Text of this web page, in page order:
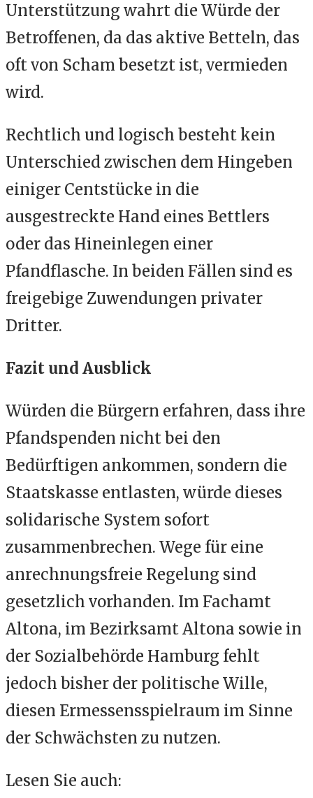
Unterstützung wahrt die Würde der
Betroffenen, da das aktive Betteln, das
oft von Scham besetzt ist, vermieden
wird.
Rechtlich und logisch besteht kein
Unterschied zwischen dem Hingeben
einiger Centstücke in die
ausgestreckte Hand eines Bettlers
oder das Hineinlegen einer
Pfandflasche. In beiden Fällen sind es
freigebige Zuwendungen privater
Dritter.
Fazit und Ausblick
Würden die Bürgern erfahren, dass ihre
Pfandspenden nicht bei den
Bedürftigen ankommen, sondern die
Staatskasse entlasten, würde dieses
solidarische System sofort
zusammenbrechen. Wege für eine
anrechnungsfreie Regelung sind
gesetzlich vorhanden. Im Fachamt
Altona, im Bezirksamt Altona sowie in
der Sozialbehörde Hamburg fehlt
jedoch bisher der politische Wille,
diesen Ermessensspielraum im Sinne
der Schwächsten zu nutzen.
Lesen Sie auch: